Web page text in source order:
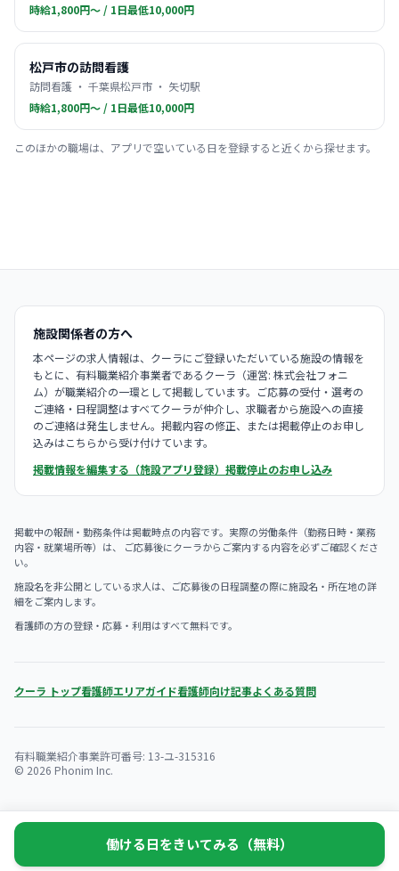
時給1,800円〜 / 1日最低10,000円
松戸市の訪問看護
訪問看護 ・ 千葉県松戸市 ・ 矢切駅
時給1,800円〜 / 1日最低10,000円
このほかの職場は、アプリで空いている日を登録すると近くから探せます。
施設関係者の方へ
本ページの求人情報は、クーラにご登録いただいている施設の情報を
もとに、有料職業紹介事業者であるクーラ（運営: 株式会社フォニ
ム）が職業紹介の一環として掲載しています。ご応募の受付・選考の
ご連絡・日程調整はすべてクーラが仲介し、求職者から施設への直接
のご連絡は発生しません。掲載内容の修正、または掲載停止のお申し
込みはこちらから受け付けています。
掲載情報を編集する（施設アプリ登録） 掲載停止のお申し込み
掲載中の報酬・勤務条件は掲載時点の内容です。実際の労働条件（勤務日時・業務
内容・就業場所等）は、 ご応募後にクーラからご案内する内容を必ずご確認くださ
い。
施設名を非公開としている求人は、ご応募後の日程調整の際に施設名・所在地の詳
細をご案内します。
看護師の方の登録・応募・利用はすべて無料です。
クーラ トップ看護師エリアガイド看護師向け記事よくある質問
有料職業紹介事業許可番号: 13-ユ-315316
© 2026 Phonim Inc.
働ける日をきいてみる（無料）